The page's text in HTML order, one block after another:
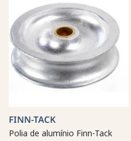
FINN-TACK
Polia de alumínio Finn-Tack